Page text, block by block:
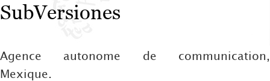
SubVersiones
Agence autonome de communication,
Mexique.